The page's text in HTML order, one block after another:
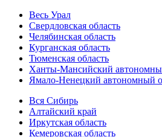
Весь Урал
Свердловская область
Челябинская область
Курганская область
Тюменская область
Ханты-Мансийский
Ямало-Ненецкий автономный
Вся Сибирь
Алтайский край
Иркутская область
Кемеровская область